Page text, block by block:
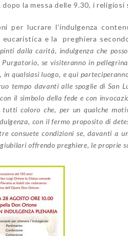
la messa delle 9.30, i
per lucrare l’indulgenza
eucaristica e la preghiera
dalla carità, indulgenza che
, se visiteranno in
, in qualsiasi luogo, e qui
tempo davanti alle spoglie di San
il simbolo della fede e con
tutti coloro che, per un qualche
con il fermo proposito di
consuete condizioni se, davanti a
offrendo preghiere, le proprie